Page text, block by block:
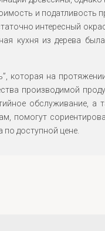
и податливость
интересный
кухня из дерева
которая на
производимой
обслуживание,
помогут
доступной цене.